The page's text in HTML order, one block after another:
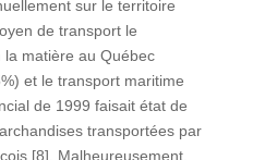
sur le territoire
de transport le
matière au Québec
et le transport maritime
de 1999 faisait état de
transportées par
[8]. Malheureusement,